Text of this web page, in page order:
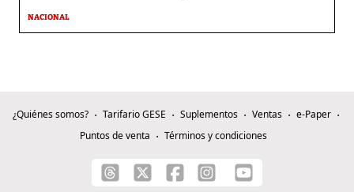
NACIONAL
¿Quiénes somos? Tarifario GESE Suplementos Ventas
e-Paper
Puntos de venta
Términos y condiciones